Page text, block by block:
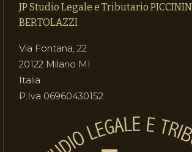
JP Studio Legale e Tributario
BERTOLAZZI
Via Fontana, 22
20122 Milano MI
Italia
P.Iva 06960430152